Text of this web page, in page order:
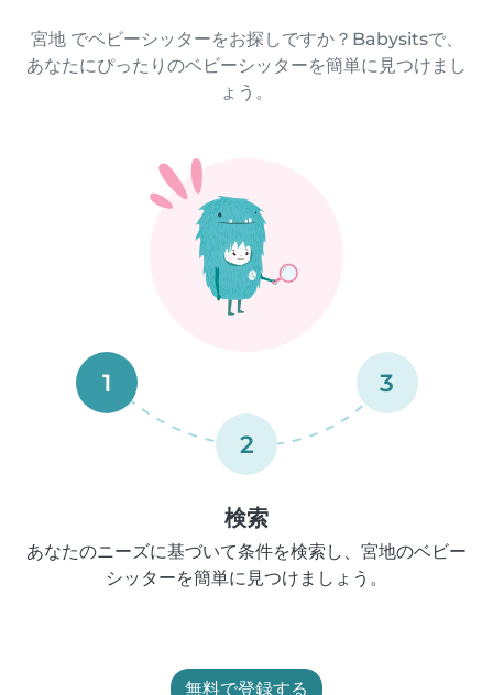
宮地 でベビーシッターをお探しですか？Babysitsで、
あなたにぴったりのベビーシッターを簡単に見つけまし
ょう。
1
2
3
検索
あなたのニーズに基づいて条件を検索し、宮地のベビー
シッターを簡単に見つけましょう。
無料で登録する